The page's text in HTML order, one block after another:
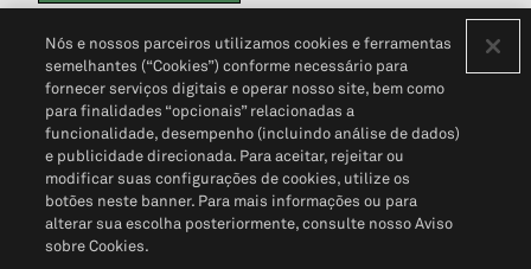
Política de PrivacidadePortal de privacidade do cliente (em inglês)
Não Venda Minhas Informações Pessoais© 2026 S&P Global
Nós e nossos parceiros utilizamos cookies e ferramentas
semelhantes (“Cookies”) conforme necessário para
fornecer serviços digitais e operar nosso site, bem como
para finalidades “opcionais” relacionadas a
funcionalidade, desempenho (incluindo análise de dados)
e publicidade direcionada. Para aceitar, rejeitar ou
modificar suas configurações de cookies, utilize os
botões neste banner. Para mais informações ou para
alterar sua escolha posteriormente, consulte nosso Aviso
sobre Cookies.